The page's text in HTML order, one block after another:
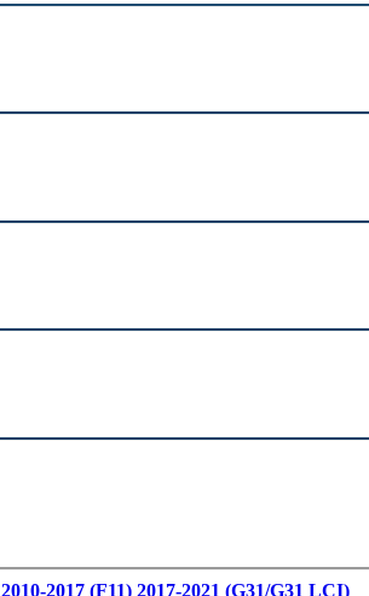
2010-2017 (F11) 2017-2021 (G31/G31 LCI)